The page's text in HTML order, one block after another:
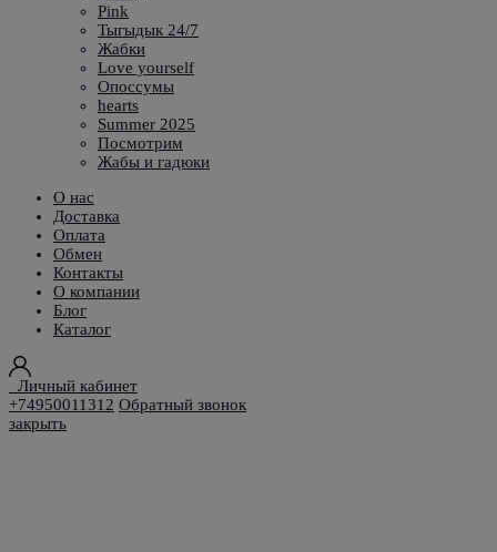
Pink
Тыгыдык 24/7
Жабки
Love yourself
Опоссумы
hearts
Summer 2025
Посмотрим
Жабы и гадюки
О нас
Доставка
Оплата
Обмен
Контакты
О компании
Блог
Каталог
Личный кабинет
+74950011312 Обратный звонок
закрыть